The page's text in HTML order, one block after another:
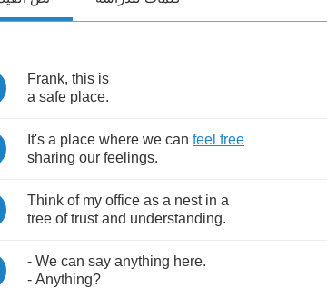
Frank, this is
a safe place.
It's a place where we can feel free
sharing our feelings.
Think of my office as a nest in a
tree of trust and understanding.
- We can say anything here.
- Anything?